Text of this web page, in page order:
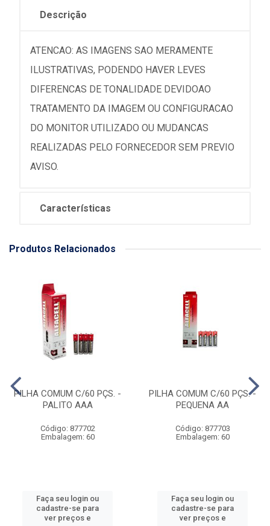
Descrição
ATENCAO: AS IMAGENS SAO MERAMENTE
ILUSTRATIVAS, PODENDO HAVER LEVES
DIFERENCAS DE TONALIDADE DEVIDOAO
TRATAMENTO DA IMAGEM OU CONFIGURACAO
DO MONITOR UTILIZADO OU MUDANCAS
REALIZADAS PELO FORNECEDOR SEM PREVIO
AVISO.
Características
Produtos Relacionados
PILHA COMUM C/60 PÇS. -
PALITO AAA
Código: 877702
Embalagem: 60
Faça seu login ou
cadastre-se para
ver preços e
PILHA COMUM C/60 PÇS. -
PEQUENA AA
Código: 877703
Embalagem: 60
Faça seu login ou
cadastre-se para
ver preços e